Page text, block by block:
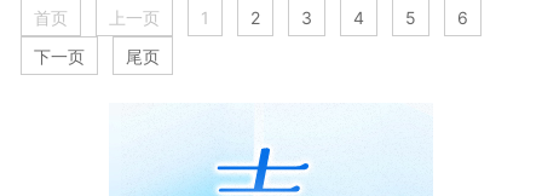
首页 上一页 1 2 3 4 5
6
下一页
尾页